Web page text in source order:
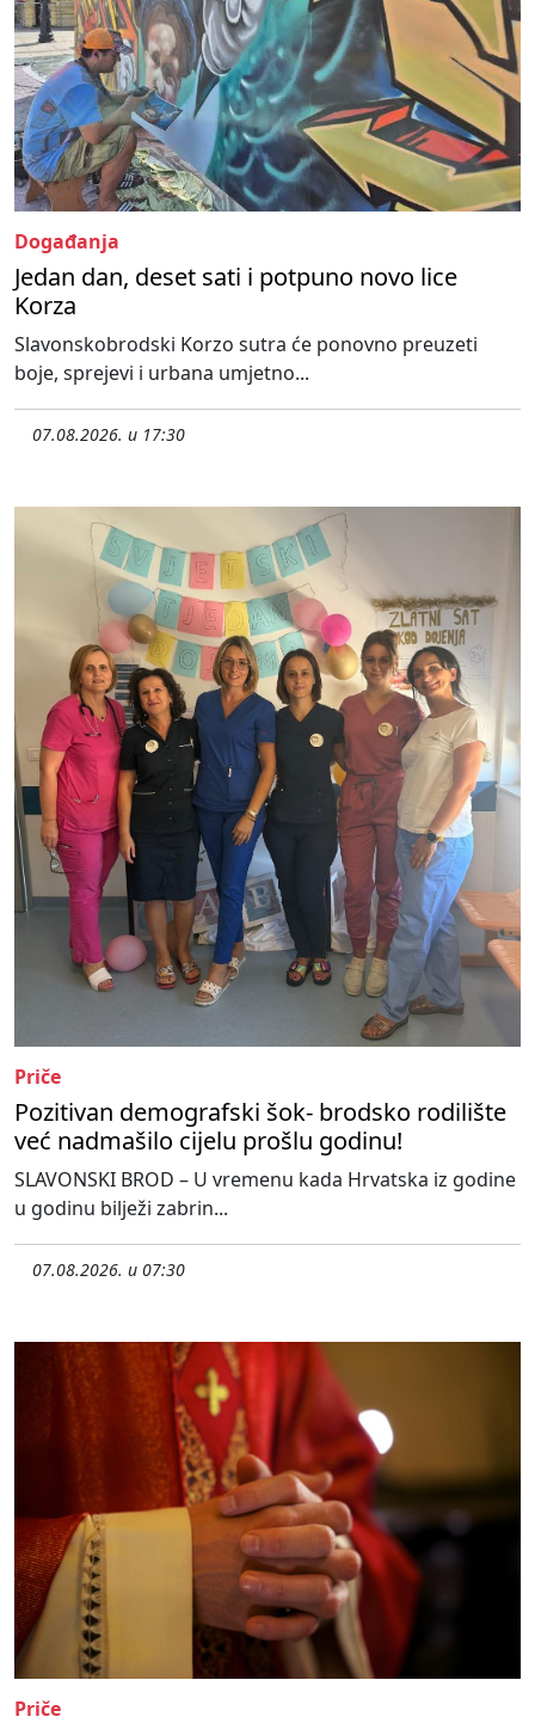
Događanja
Jedan dan, deset sati i potpuno novo lice
Korza
Slavonskobrodski Korzo sutra će ponovno preuzeti
boje, sprejevi i urbana umjetno...
07.08.2026. u 17:30
Priče
Pozitivan demografski šok- brodsko rodilište
već nadmašilo cijelu prošlu godinu!
SLAVONSKI BROD – U vremenu kada Hrvatska iz godine
u godinu bilježi zabrin...
07.08.2026. u 07:30
Priče